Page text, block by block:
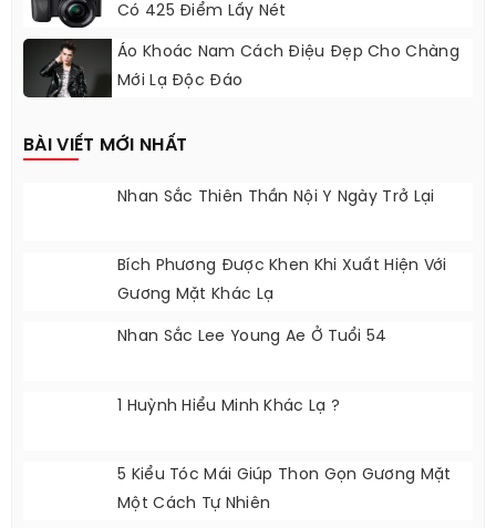
Có 425 Điểm Lấy Nét
Áo Khoác Nam Cách Điệu Đẹp Cho Chàng
Mới Lạ Độc Đáo
BÀI VIẾT MỚI NHẤT
Nhan Sắc Thiên Thần Nội Y Ngày Trở Lại
Bích Phương Được Khen Khi Xuất Hiện Với
Gương Mặt Khác Lạ
Nhan Sắc Lee Young Ae Ở Tuổi 54
1 Huỳnh Hiểu Minh Khác Lạ ?
5 Kiểu Tóc Mái Giúp Thon Gọn Gương Mặt
Một Cách Tự Nhiên